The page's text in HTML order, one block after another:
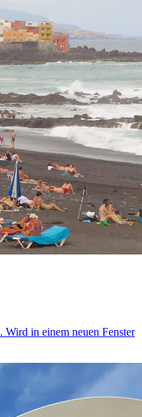
Wird in einem neuen Fenster